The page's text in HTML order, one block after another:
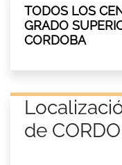
TODOS LOS
GRADO
CORDOBA
de